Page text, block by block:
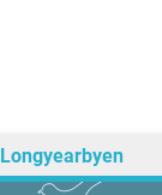
Longyearbyen